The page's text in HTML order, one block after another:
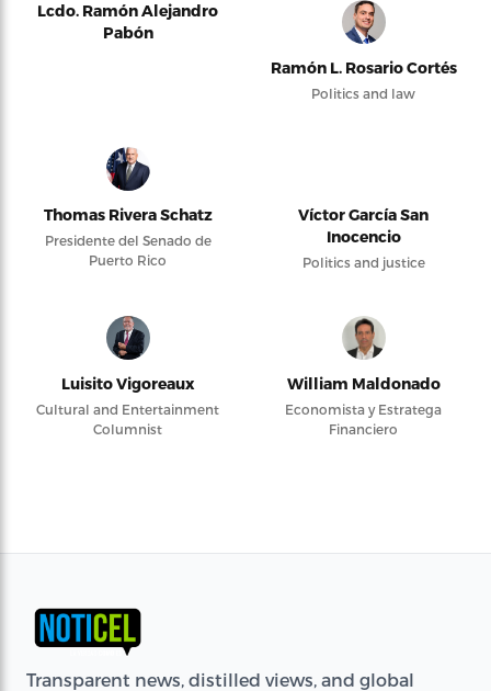
Lcdo. Ramón Alejandro
Pabón
Ramón L. Rosario Cortés
Politics and law
Thomas Rivera Schatz
Presidente del Senado de
Puerto Rico
Víctor García San
Inocencio
Politics and justice
Luisito Vigoreaux
Cultural and Entertainment
Columnist
William Maldonado
Economista y Estratega
Financiero
Transparent news, distilled views, and global